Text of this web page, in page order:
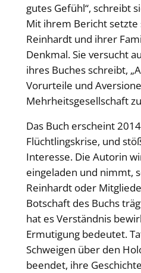
gutes Gefühl“, schreibt
Mit ihrem Bericht setzte
Reinhardt und ihrer
Denkmal. Sie versucht
ihres Buches schreibt,
Vorurteile und
Mehrheitsgesellschaft
Das Buch erscheint
Flüchtlingskrise, und
Interesse. Die Autorin
eingeladen und nimmt,
Reinhardt oder
Botschaft des Buchs
hat es Verständnis
Ermutigung bedeutet.
Schweigen über den
beendet, ihre